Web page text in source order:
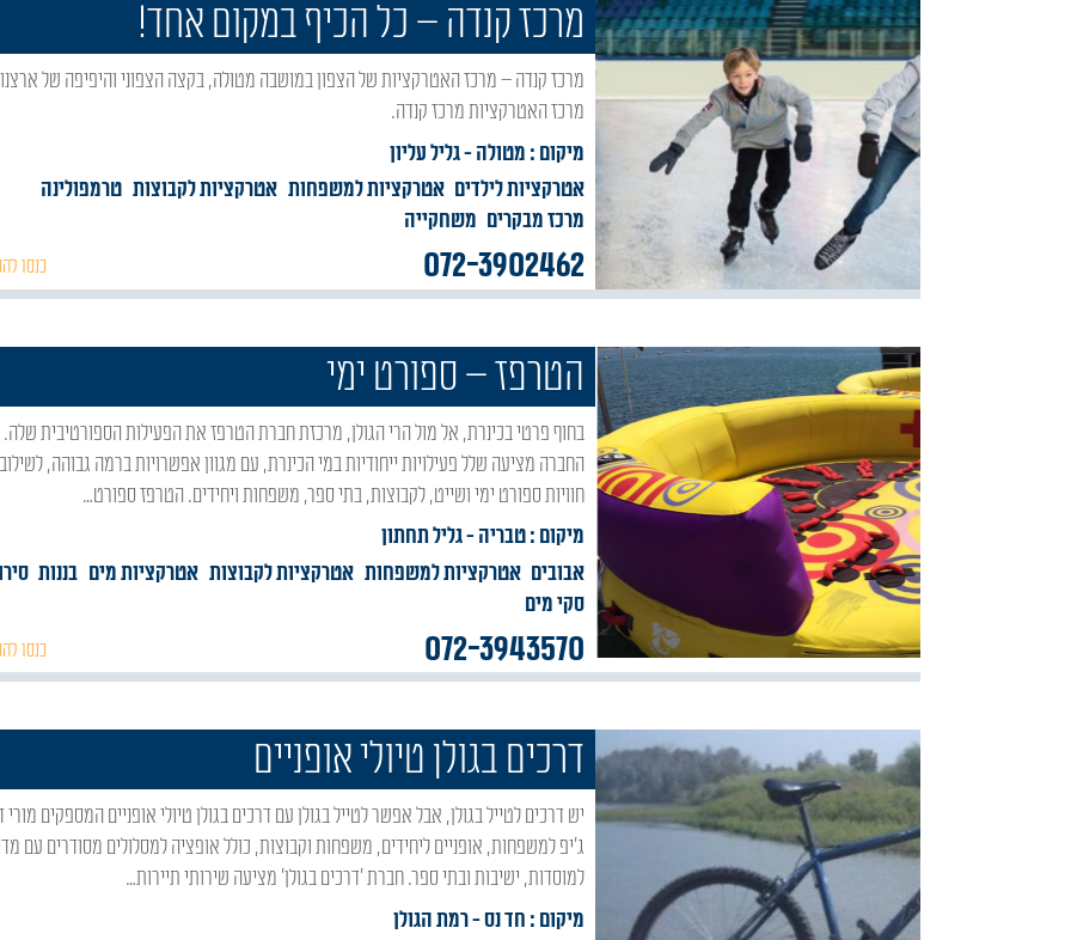
מרכז קנדה – כל הכיף במקום אחד!
מרכז קנדה – מרכז האטרקציות של הצפון במושבה מטולה, בקצה הצפוני והיפיפה של ארצנו נמצא
מרכז האטרקציות מרכז קנדה.
מיקום : מטולה- גליל עליון
אטרקציות לילדים אטרקציות למשפחות אטרקציות לקבוצות טרמפולינה
מרכז מבקרים משחקייה
072-3902462 כנסו
הטרפז – ספורט ימי
בחוף פרטי בכינרת, אל מול הרי הגולן, מרכזת חברת הטרפז את הפעילות הספורטיבית שלה.
החברה מציעה שלל פעילויות ייחודיות במי הכינרת, עם מגוון אפשרויות ברמה גבוהה, לשילוב
חוויות ספורט ימי ושייט, לקבוצות, בתי ספר, משפחות ויחידים. הטרפז ספורט…
מיקום : טבריה- גליל תחתון
אבובים אטרקציות למשפחות אטרקציות לקבוצות אטרקציות מים בננות
סקי מים
072-3943570 כנסו
דרכים בגולן טיולי אופניים
יש דרכים לטייל בגולן, אבל אפשר לטייל בגולן עם דרכים בגולן טיולי אופניים המספקים מורי דרך,
ג׳יפ למשפחות, אופניים ליחידים, משפחות וקבוצות, כולל אופציה למסלולים מסודרים עם
למוסדות, ישיבות ובתי ספר. חברת 'דרכים בגולן' מציעה שירותי תיירות…
מיקום : חד נס- רמת הגולן